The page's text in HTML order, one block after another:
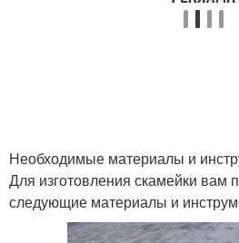
Необходимые материалы и
Для изготовления скамейки вам
следующие материалы и